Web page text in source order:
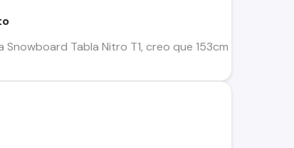
Tabla Nitro T1, creo que 153cm de largo